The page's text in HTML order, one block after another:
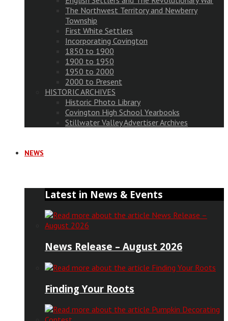
The Northwest Territory and Newberry
Township
First White Settlers
Incorporating Covington
1850 to 1900
1900 to 1950
1950 to 2000
2000 to Present
HISTORIC ARCHIVES
Historic Photo Library
Covington High School Yearbooks
Stillwater Valley Advertiser Archives
NEWS
Latest in News & Events
News Release – August 2026
Finding Your Roots